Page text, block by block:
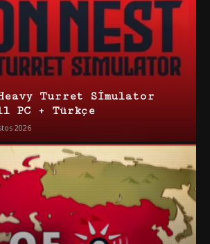
Heavy Turret Simulator
PC + Türkçe
2026